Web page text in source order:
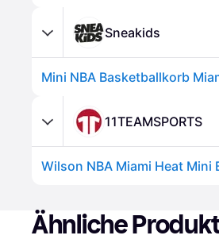
Sneakids
Mini NBA Basketballkorb
11TEAMSPORTS
Wilson NBA Miami Heat
Ähnliche